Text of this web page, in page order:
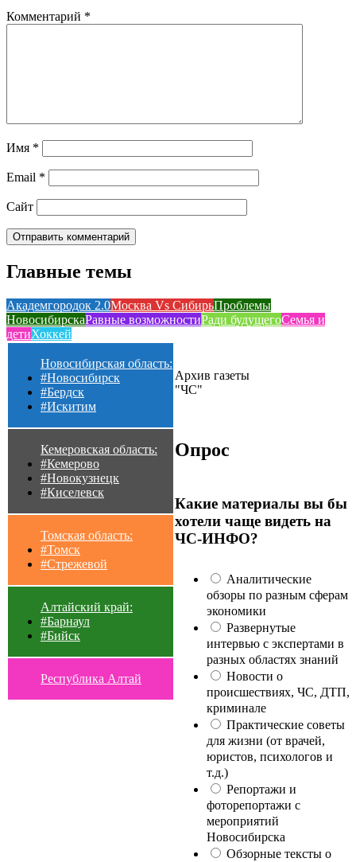
Комментарий *
Имя *
Email *
Сайт
Главные темы
Академгородок 2.0Москва Vs СибирьПроблемы
НовосибирскаРавные возможностиРади будущегоСемья и
детиХоккей
Новосибирская область:
#Новосибирск
#Бердск
#Искитим
Кемеровская область:
#Кемерово
#Новокузнецк
#Киселевск
Томская область:
#Томск
#Стрежевой
Алтайский край:
#Барнаул
#Бийск
Республика Алтай
Архив газеты
"ЧС"
Опрос
Какие материалы вы бы
хотели чаще видеть на
ЧС-ИНФО?
Аналитические
обзоры по разным сферам
экономики
Развернутые
интервью с экспертами в
разных областях знаний
Новости о
происшествиях, ЧС, ДТП,
криминале
Практические советы
для жизни (от врачей,
юристов, психологов и
т.д.)
Репортажи и
фоторепортажи с
мероприятий
Новосибирска
Обзорные тексты о